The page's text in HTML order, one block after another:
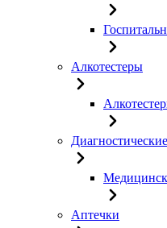
Алкотестеры
Аптечки